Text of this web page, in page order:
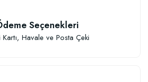
Seçenekleri
Kartı, Havale ve Posta Çeki